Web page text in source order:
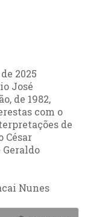
2025
José
de 1982,
com o
de
César
Nunes